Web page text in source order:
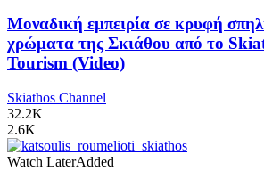
Μοναδική εμπειρία σε κρυφή
χρώματα της Σκιάθου από το
Tourism (Video)
Skiathos Channel
32.2K
2.6K
Watch LaterAdded